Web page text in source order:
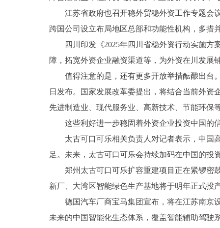
江苏省政府也召开稳外贸稳外资工作专题会议
跨国公司设立布局地区总部和功能性机构，多措
四川印发《2025年四川省稳外资行动实施方
障，拓宽外资企业融资渠道等，为外资在川发展
值得注意的是，还有更多开放举措酝酿出台。
日发布。国家发展改革委提出，将结合当前外
先进制造业、现代服务业、高新技术、节能环保
这些利好进一步稳固着外资企业投资中国的
太古可口可乐相关负责人对记者表示，中国高
足。未来，太古可口可乐会持续加码在中国的投
郑州太古可口可乐扩容重建项目正在紧锣密鼓
新厂、大湾区智能绿色生产基地将于明年正式投
德国汽车厂商宝马集团宣布，将在江苏南京设
未来的中国智能化生态体系，覆盖智能辅助驾驶